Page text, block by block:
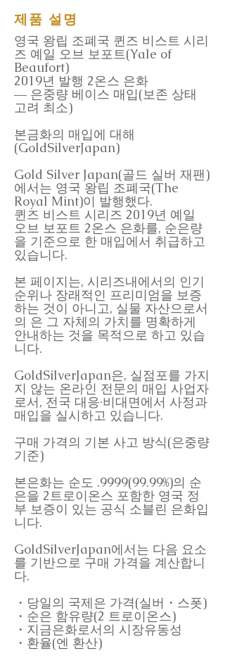
제품 설명
영국 왕립 조폐국 퀸즈 비스트 시리
즈 예일 오브 보포트(Yale of
Beaufort)
2019년 발행 2온스 은화
― 은중량 베이스 매입(보존 상태
고려 최소)
본금화의 매입에 대해
(GoldSilverJapan)
Gold Silver Japan(골드 실버 재팬)
에서는 영국 왕립 조폐국(The
Royal Mint)이 발행했다.
퀸즈 비스트 시리즈 2019년 예일
오브 보포트 2온스 은화를, 순은량
을 기준으로 한 매입에서 취급하고
있습니다.
본 페이지는, 시리즈내에서의 인기
순위나 장래적인 프리미엄을 보증
하는 것이 아니고, 실물 자산으로서
의 은 그 자체의 가치를 명확하게
안내하는 것을 목적으로 하고 있습
니다.
GoldSilverJapan은, 실점포를 가지
지 않는 온라인 전문의 매입 사업자
로서, 전국 대응·비대면에서 사정과
매입을 실시하고 있습니다.
구매 가격의 기본 사고 방식(은중량
기준)
본은화는 순도 .9999(99.99%)의 순
은을 2트로이온스 포함한 영국 정
부 보증이 있는 공식 소블린 은화입
니다.
GoldSilverJapan에서는 다음 요소
를 기반으로 구매 가격을 계산합니
다.
・당일의 국제은 가격(실버・스폿)
・순은 함유량(2 트로이온스)
・지금은화로서의 시장유동성
・환율(엔 환산)